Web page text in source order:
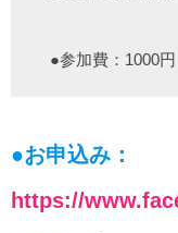
●参加費：1000円
●お申込み：
https://